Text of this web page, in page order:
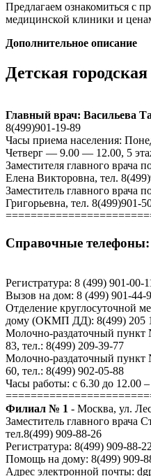
Предлагаем ознакомиться с
медицинской клиники и
Дополнительное описание
Детская
Главный врач: Васильева
8(499)901-19-89
Часы приема населения:
Четверг — 9.00 — 12.00, 5
Заместителя главного врача
Елена Викторовна, тел.
Заместитель главного
Григорьевна, тел. 8(499)901-
Справочные телефоны:
Регистратура: 8 (499) 901-00-
Вызов на дом: 8 (499) 901-44-
Отделение круглосуточной
дому (ОКМП ДД): 8(499) 205
Молочно-раздаточный
83, тел.: 8(499) 209-39-77
Молочно-раздаточный
60, тел.: 8(499) 902-05-88
Часы работы: с 6.30 до 12.00
Филиал № 1 - Москва, ул.
Заместитель главного врача
тел.8(499) 909-88-26
Регистратура: 8(499) 909-88-
Помощь на дому: 8(499) 909-
Адрес электронной почты: